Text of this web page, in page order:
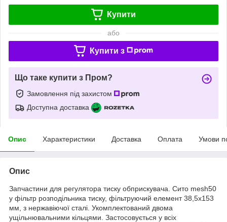
Купити
або
Купити з
Що таке купити з Пром?
Замовлення під захистом
Доступна доставка
Опис Характеристики Доставка Оплата Умови
Опис
Запчастини для регулятора тиску обприскувача. Сито mesh50
у фільтр розподільника тиску, фільтруючий елемент 38,5х153
мм, з нержавіючої сталі. Укомплектований двома
ущільнювальними кільцями. Застосовується у всіх